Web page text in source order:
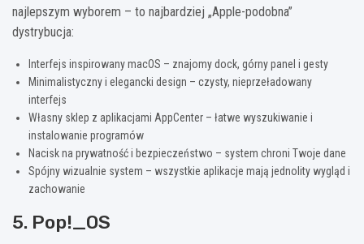
najlepszym wyborem – to najbardziej „Apple-podobna”
dystrybucja:
Interfejs inspirowany macOS – znajomy dock, górny panel i gesty
Minimalistyczny i elegancki design – czysty, nieprzeładowany
interfejs
Własny sklep z aplikacjami AppCenter – łatwe wyszukiwanie i
instalowanie programów
Nacisk na prywatność i bezpieczeństwo – system chroni Twoje dane
Spójny wizualnie system – wszystkie aplikacje mają jednolity wygląd i
zachowanie
5. Pop!_OS